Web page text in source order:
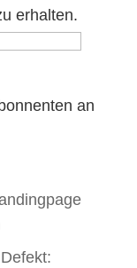
erhalten.
an
Defekt: